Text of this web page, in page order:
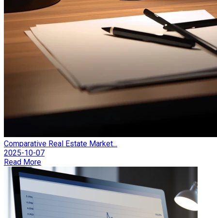
Comparative Real Estate Market...
2025-10-07
Read More